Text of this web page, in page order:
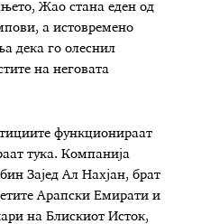
Жао стана еден од
а истовремено
дека го олеснил
на неговата
функционираат
тука. Компанија
Зајед Ал Нахјан, брат
Арапски Емирати и
на Блискиот Исток,